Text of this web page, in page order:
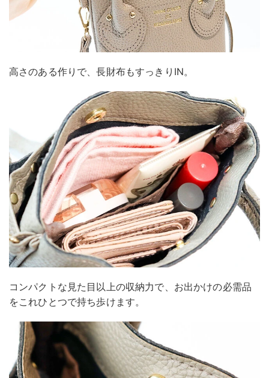
高さのある作りで、長財布もすっきりIN。
コンパクトな見た目以上の収納力で、お出かけの必需品
をこれひとつで持ち歩けます。